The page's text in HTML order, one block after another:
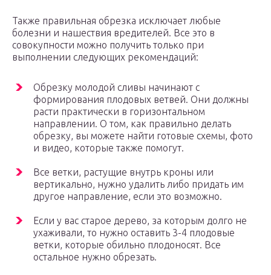
Также правильная обрезка исключает любые
болезни и нашествия вредителей. Все это в
совокупности можно получить только при
выполнении следующих рекомендаций:
Обрезку молодой сливы начинают с
формирования плодовых ветвей. Они должны
расти практически в горизонтальном
направлении. О том, как правильно делать
обрезку, вы можете найти готовые схемы, фото
и видео, которые также помогут.
Все ветки, растущие внутрь кроны или
вертикально, нужно удалить либо придать им
другое направление, если это возможно.
Если у вас старое дерево, за которым долго не
ухаживали, то нужно оставить 3-4 плодовые
ветки, которые обильно плодоносят. Все
остальное нужно обрезать.